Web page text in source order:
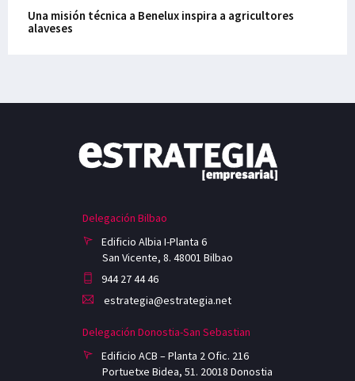
Una misión técnica a Benelux inspira a agricultores
alaveses
Delegación Bilbao
Edificio Albia I-Planta 6
San Vicente, 8. 48001 Bilbao
944 27 44 46
estrategia@estrategia.net
Delegación Donostia-San Sebastian
Edificio ACB – Planta 2 Ofic. 216
Portuetxe Bidea, 51. 20018 Donostia